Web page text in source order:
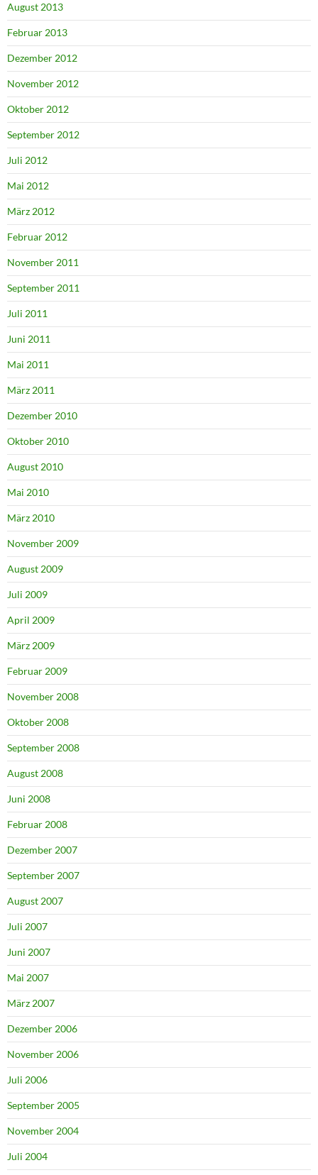
August 2013
Februar 2013
Dezember 2012
November 2012
Oktober 2012
September 2012
Juli 2012
Mai 2012
März 2012
Februar 2012
November 2011
September 2011
Juli 2011
Juni 2011
Mai 2011
März 2011
Dezember 2010
Oktober 2010
August 2010
Mai 2010
März 2010
November 2009
August 2009
Juli 2009
April 2009
März 2009
Februar 2009
November 2008
Oktober 2008
September 2008
August 2008
Juni 2008
Februar 2008
Dezember 2007
September 2007
August 2007
Juli 2007
Juni 2007
Mai 2007
März 2007
Dezember 2006
November 2006
Juli 2006
September 2005
November 2004
Juli 2004